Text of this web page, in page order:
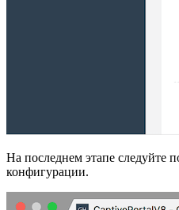
На последнем этапе следуйте
конфигурации.